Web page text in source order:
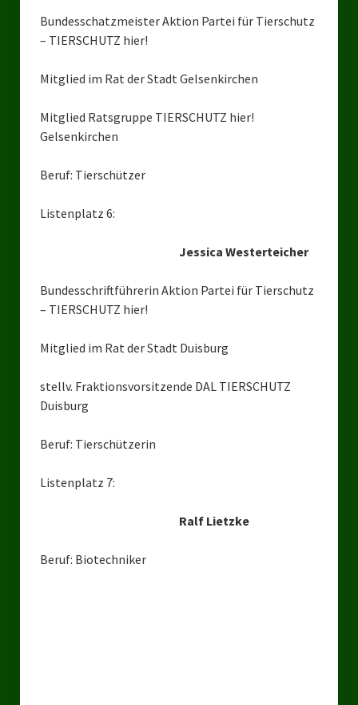
Landtagswahl Thüringen 2024
Landtagswahl Berlin 2021/23
Landtagswahl Mecklenburg – Vorpommern 2021
Bürgerschaftswahl Hamburg 2020
Europawahl 2019
Impressum
Datenschutzerklärung
Bundesschatzmeister Aktion Partei für Tierschutz
– TIERSCHUTZ hier!
Mitglied im Rat der Stadt Gelsenkirchen
Mitglied Ratsgruppe TIERSCHUTZ hier!
Gelsenkirchen
Beruf: Tierschützer
Listenplatz 6:
Jessica Westerteicher
Bundesschriftführerin Aktion Partei für Tierschutz
– TIERSCHUTZ hier!
Mitglied im Rat der Stadt Duisburg
stellv. Fraktionsvorsitzende DAL TIERSCHUTZ
Duisburg
Beruf: Tierschützerin
Listenplatz 7:
Ralf Lietzke
Beruf: Biotechniker